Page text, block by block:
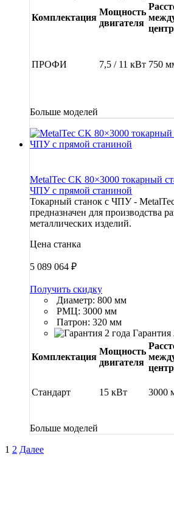
Комплектация
Мощность
двигателя
ПРОФИ 7,5 / 11 кВт 750
Больше моделей
MetalTec CK 80×3000 токарный
ЧПУ с прямой станиной
Токарный станок с ЧПУ -
предназначен для производства
металлических изделий.
Цена станка
5 089 064 ₽
Получить скидку
Диаметр: 800 мм
РМЦ: 3000 мм
Патрон: 320 мм
Гарантия
Комплектация
Мощность
двигателя
Стандарт 15 кВт 3000
Больше моделей
Пагинация
1 2 Далее